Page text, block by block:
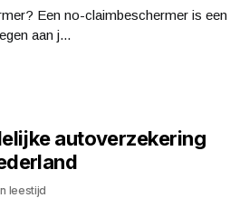
Een no-claimbeschermer is een
aan j...
autoverzekering
leestijd